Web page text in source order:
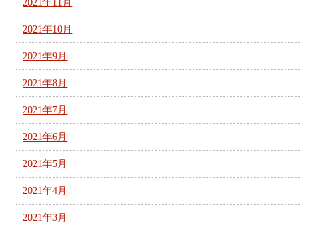
2021年11月
2021年10月
2021年9月
2021年8月
2021年7月
2021年6月
2021年5月
2021年4月
2021年3月